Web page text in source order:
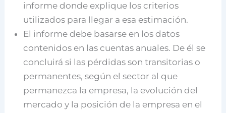
informe donde explique los criterios
utilizados para llegar a esa estimación.
El informe debe basarse en los datos
contenidos en las cuentas anuales. De él se
concluirá si las pérdidas son transitorias o
permanentes, según el sector al que
permanezca la empresa, la evolución del
mercado y la posición de la empresa en el